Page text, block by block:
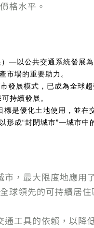
格水平。
—以公共交通系統發展
市場的重要助力。
發展模式，已成為全球
持續發展。
是優化土地使用，並
形成“封閉城市”—城市中
，最大限度地應用
球領先的可持續居
工具的依賴，以